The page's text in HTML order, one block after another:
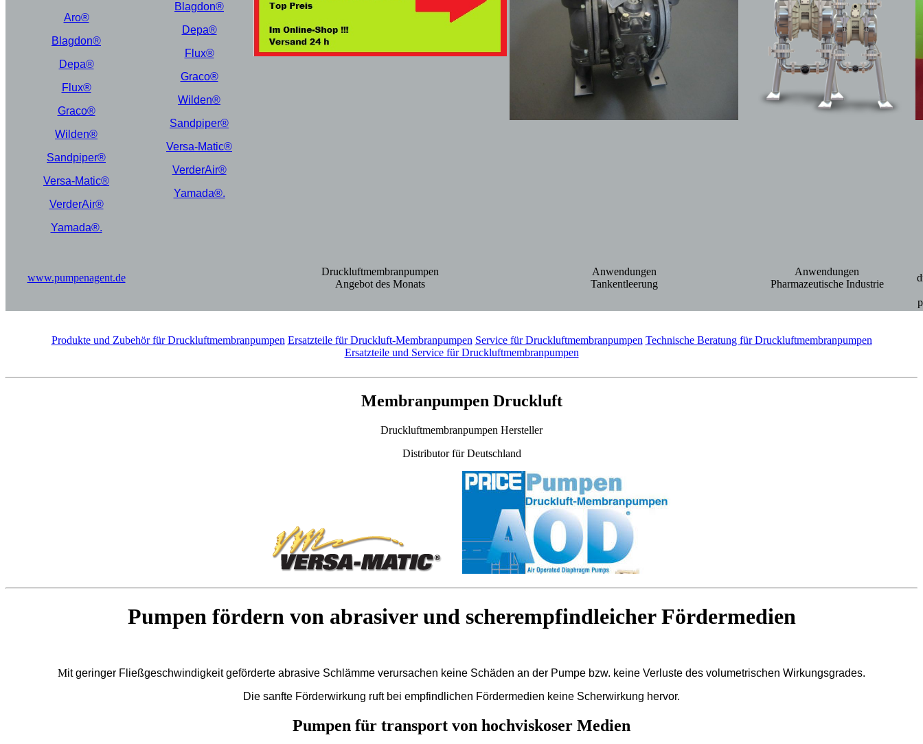
Aro®
Blagdon®
Depa®
Flux®
Graco®
Wilden®
Sandpiper®
Versa-Matic®
VerderAir®
Yamada®.
Blagdon®
Depa®
Flux®
Graco®
Wilden®
Sandpiper®
Versa-Matic®
VerderAir®
Yamada®.
www.pumpenagent.de
Druckluftmembranpumpen
Angebot des Monats
Anwendungen
Tankentleerung
Anwendungen
Pharmazeutische Industrie
Produkte und Zubehör für Druckluftmembranpumpen Ersatzteile für Druckluft-Membranpumpen Service für Druckluftmembranpumpen Technische Beratung für Druckluftmembranpumpen
Ersatzteile und Service für Druckluftmembranpumpen
Membranpumpen Druckluft
Druckluftmembranpumpen Hersteller
Distributor für Deutschland
Pumpen fördern von abrasiver und scherempfindleicher Fördermedien
Mit geringer Fließgeschwindigkeit geförderte abrasive Schlämme verursachen keine Schäden an der Pumpe bzw. keine Verluste des volumetrischen Wirkungsgrades.
Die sanfte Förderwirkung ruft bei empfindlichen Fördermedien keine Scherwirkung hervor.
Pumpen für transport von hochviskoser Medien